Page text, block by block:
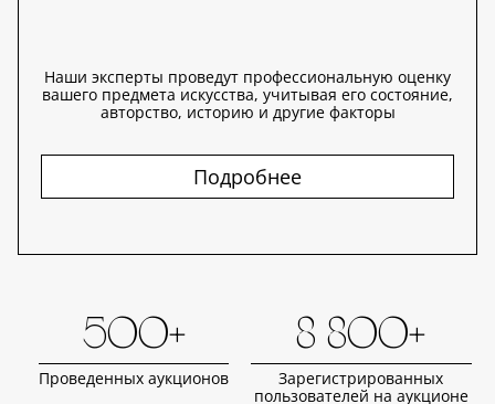
Наши эксперты проведут профессиональную оценку
вашего предмета искусства, учитывая его состояние,
авторство, историю и другие факторы
Подробнее
500+
Проведенных аукционов
8 800+
Зарегистрированных
пользователей на аукционе